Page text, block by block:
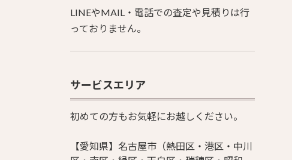
LINEやMAIL・電話での査定や見積りは行
っておりません。
サービスエリア
初めての方もお気軽にお越しください。
【愛知県】名古屋市（熱田区・港区・中川